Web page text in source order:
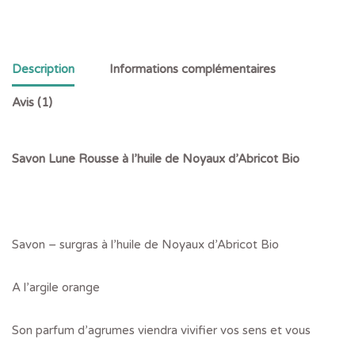
Description Informations complémentaires
Avis (1)
Savon Lune Rousse à l’huile de Noyaux d’Abricot Bio
Savon – surgras à l’huile de Noyaux d’Abricot Bio
A l’argile orange
Son parfum d’agrumes viendra vivifier vos sens et vous